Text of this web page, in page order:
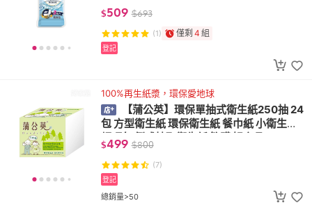
$509 $693
(1) 僅剩 4 組
登記
100%再生紙漿，環保愛地球
【蒲公英】環保單抽式衛生紙250抽 24
包 方型衛生紙 環保衛生紙 餐巾紙 小衛生紙
輕巧包 倒式抽取衛生紙 箱購 好家品
$499 $800
(7)
總銷量>50
登記